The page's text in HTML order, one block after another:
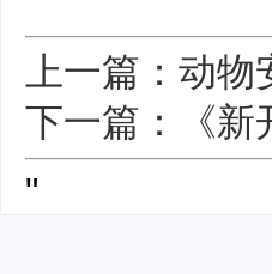
上一篇：动
下一篇：《新
"